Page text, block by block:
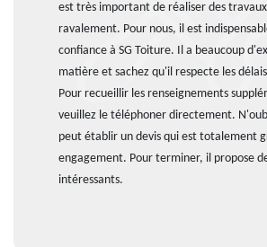
est très important de réaliser des
ravalement. Pour nous, il est
confiance à SG Toiture. Il a beaucoup
matière et sachez qu'il respecte les
Pour recueillir les renseignements
veuillez le téléphoner directement.
peut établir un devis qui est totalement
engagement. Pour terminer, il propose
intéressants.